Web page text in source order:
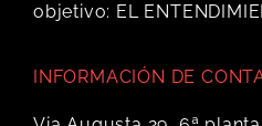
objetivo: EL
INFORMACIÓN DE